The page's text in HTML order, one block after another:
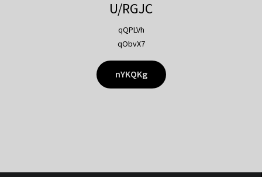
U/RGJC
qQPLVh
qObvX7
nYKQKg